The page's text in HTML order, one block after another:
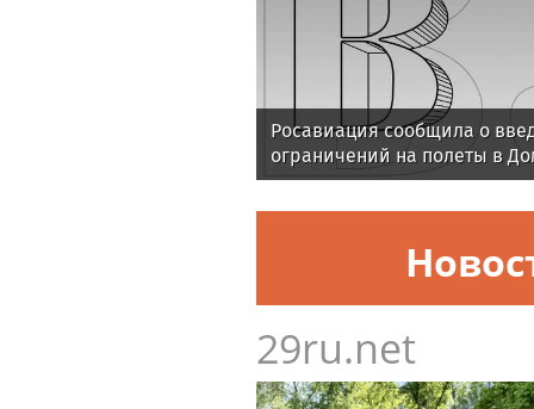
Росавиация сообщила о
ограничений на полеты в
29ru.net